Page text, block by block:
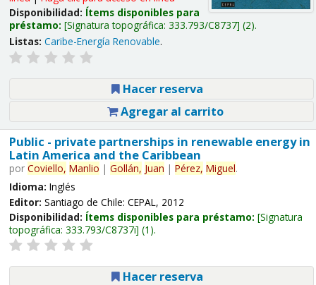
Disponibilidad: Ítems disponibles para
préstamo: Signatura topográfica: 333.793/C8737 (2).
Listas: Caribe-Energía Renovable.
Hacer reserva
Agregar al carrito
Public - private partnerships in renewable energy in
Latin America and the Caribbean
por Coviello, Manlio | Gollán, Juan | Pérez, Miguel.
Idioma: Inglés
Editor: Santiago de Chile: CEPAL, 2012
Disponibilidad: Ítems disponibles para préstamo: Signatura
topográfica: 333.793/C8737i (1).
Hacer reserva